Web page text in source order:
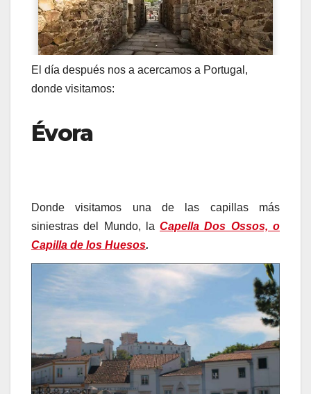
El día después nos a acercamos a Portugal,
donde visitamos:
Évora
Donde visitamos una de las capillas más
siniestras del Mundo, laCapella Dos Ossos, o
Capilla de los Huesos.